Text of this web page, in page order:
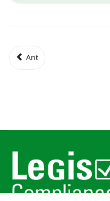
Ant